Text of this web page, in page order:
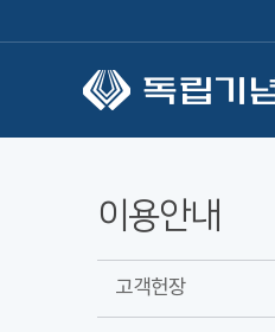
이용안내
고객헌장